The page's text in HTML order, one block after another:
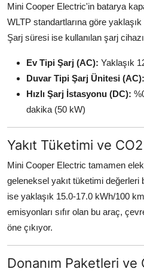
Mini Cooper Electric'in batarya
WLTP standartlarına göre
Şarj süresi ise kullanılan şarj
Ev Tipi Şarj (AC): Yaklaşık
Duvar Tipi Şarj Ünitesi (AC):
Hızlı Şarj İstasyonu (DC):
dakika (50 kW)
Yakıt Tüketimi ve
Mini Cooper Electric tamamen
geleneksel yakıt tüketimi
ise yaklaşık 15.0-17.0 kWh/100
emisyonları sıfır olan bu araç,
öne çıkıyor.
Donanım Paketleri ve